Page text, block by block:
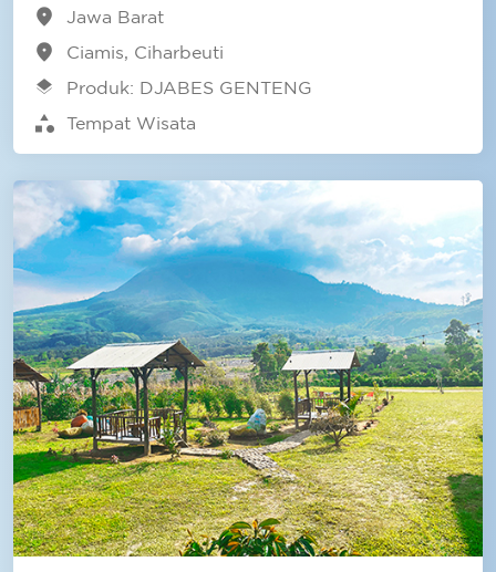
location_on Jawa Barat
location_on Ciamis, Ciharbeuti
layers Produk: DJABES GENTENG
category Tempat Wisata